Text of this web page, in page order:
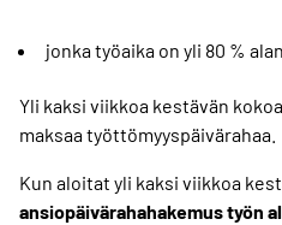
jonka työaika on yli 80 %
Yli kaksi viikkoa kestävän
maksaa työttömyyspäivärahaa.
Kun aloitat yli kaksi viikkoa
ansiopäivärahahakemus työn